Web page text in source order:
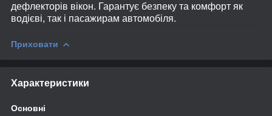
дефлекторів вікон. Гарантує безпеку та комфорт як
водієві, так і пасажирам автомобіля.
Приховати
Характеристики
Основні